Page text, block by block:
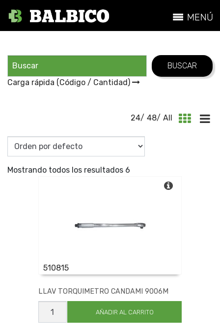
Carga rápida (Código / Cantidad)
24/ 48/ All
Mostrando todos los resultados 6
510815
LLAV TORQUIMETRO CANDAMI 9006M
LLAV
TORQUIMETRO
CANDAMI
AÑADIR AL CARRITO